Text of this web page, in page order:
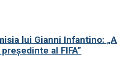
lui Gianni Infantino: „A
al FIFA”